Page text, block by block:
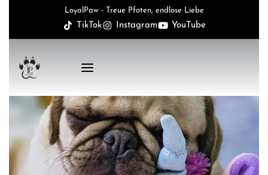
LoyalPaw - Treue Pfoten, endlose Liebe
TikTok Instagram YouTube